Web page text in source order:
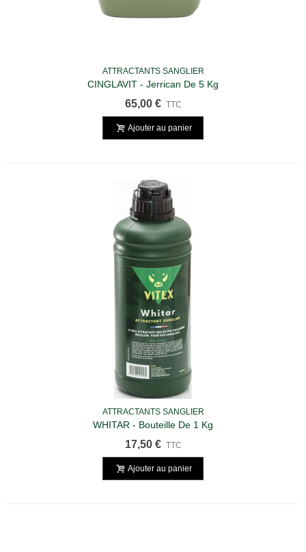
ATTRACTANTS SANGLIER
CINGLAVIT - Jerrican De 5 Kg
65,00 € TTC
Ajouter au panier
ATTRACTANTS SANGLIER
WHITAR - Bouteille De 1 Kg
17,50 € TTC
Ajouter au panier